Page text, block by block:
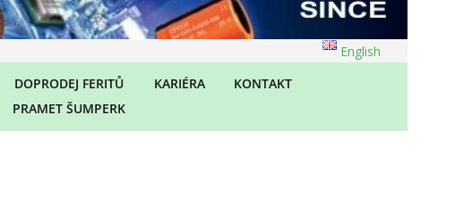
English
DOPRODEJ FERITŮ
PRAMET ŠUMPERK
KARIÉRA KONTAKT